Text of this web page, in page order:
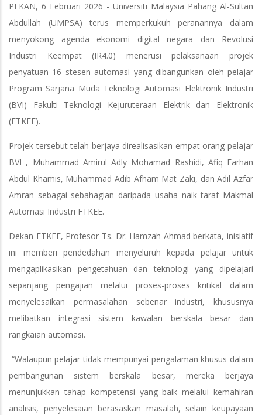
PEKAN, 6 Februari 2026 - Universiti Malaysia Pahang Al-Sultan
Abdullah (UMPSA) terus memperkukuh peranannya dalam
menyokong agenda ekonomi digital negara dan Revolusi
Industri Keempat (IR4.0) menerusi pelaksanaan projek
penyatuan 16 stesen automasi yang dibangunkan oleh pelajar
Program Sarjana Muda Teknologi Automasi Elektronik Industri
(BVI) Fakulti Teknologi Kejuruteraan Elektrik dan Elektronik
(FTKEE).
Projek tersebut telah berjaya direalisasikan empat orang pelajar
BVI , Muhammad Amirul Adly Mohamad Rashidi, Afiq Farhan
Abdul Khamis, Muhammad Adib Afham Mat Zaki, dan Adil Azfar
Amran sebagai sebahagian daripada usaha naik taraf Makmal
Automasi Industri FTKEE.
Dekan FTKEE, Profesor Ts. Dr. Hamzah Ahmad berkata, inisiatif
ini memberi pendedahan menyeluruh kepada pelajar untuk
mengaplikasikan pengetahuan dan teknologi yang dipelajari
sepanjang pengajian melalui proses-proses kritikal dalam
menyelesaikan permasalahan sebenar industri, khususnya
melibatkan integrasi sistem kawalan berskala besar dan
rangkaian automasi.
“Walaupun pelajar tidak mempunyai pengalaman khusus dalam
pembangunan sistem berskala besar, mereka berjaya
menunjukkan tahap kompetensi yang baik melalui kemahiran
analisis, penyelesaian berasaskan masalah, selain keupayaan